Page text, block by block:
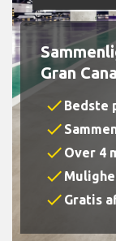
Gran
check Bedste
check
check Over 4
check
check Gratis